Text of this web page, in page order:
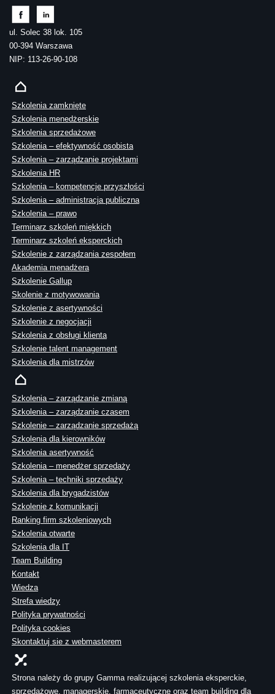
ul. Solec 38 lok. 105
00-394 Warszawa
NIP: 113-26-90-108
Szkolenia zamknięte
Szkolenia menedżerskie
Szkolenia sprzedażowe
Szkolenia – efektywność osobista
Szkolenia – zarządzanie projektami
Szkolenia HR
Szkolenia – kompetencje przyszłości
Szkolenia – administracja publiczna
Szkolenia – prawo
Terminarz szkoleń miękkich
Terminarz szkoleń eksperckich
Szkolenie z zarządzania zespołem
Akademia menadżera
Szkolenie Gallup
Skolenie z motywowania
Szkolenie z asertywności
Szkolenie z negocjacji
Szkolenia z obsługi klienta
Szkolenie talent management
Szkolenia dla mistrzów
Szkolenia – zarządzanie zmianą
Szkolenia – zarządzanie czasem
Szkolenie – zarządzanie sprzedażą
Szkolenia dla kierowników
Szkolenia asertywność
Szkolenia – menedżer sprzedaży
Szkolenia – techniki sprzedaży
Szkolenia dla brygadzistów
Szkolenie z komunikacji
Ranking firm szkoleniowych
Szkolenia otwarte
Szkolenia dla IT
Team Building
Kontakt
Wiedza
Strefa wiedzy
Polityka prywatności
Polityka cookies
Skontaktuj sie z webmasterem
Strona należy do grupy Gamma realizującej szkolenia eksperckie,
sprzedażowe, managerskie, farmaceutyczne oraz team building dla